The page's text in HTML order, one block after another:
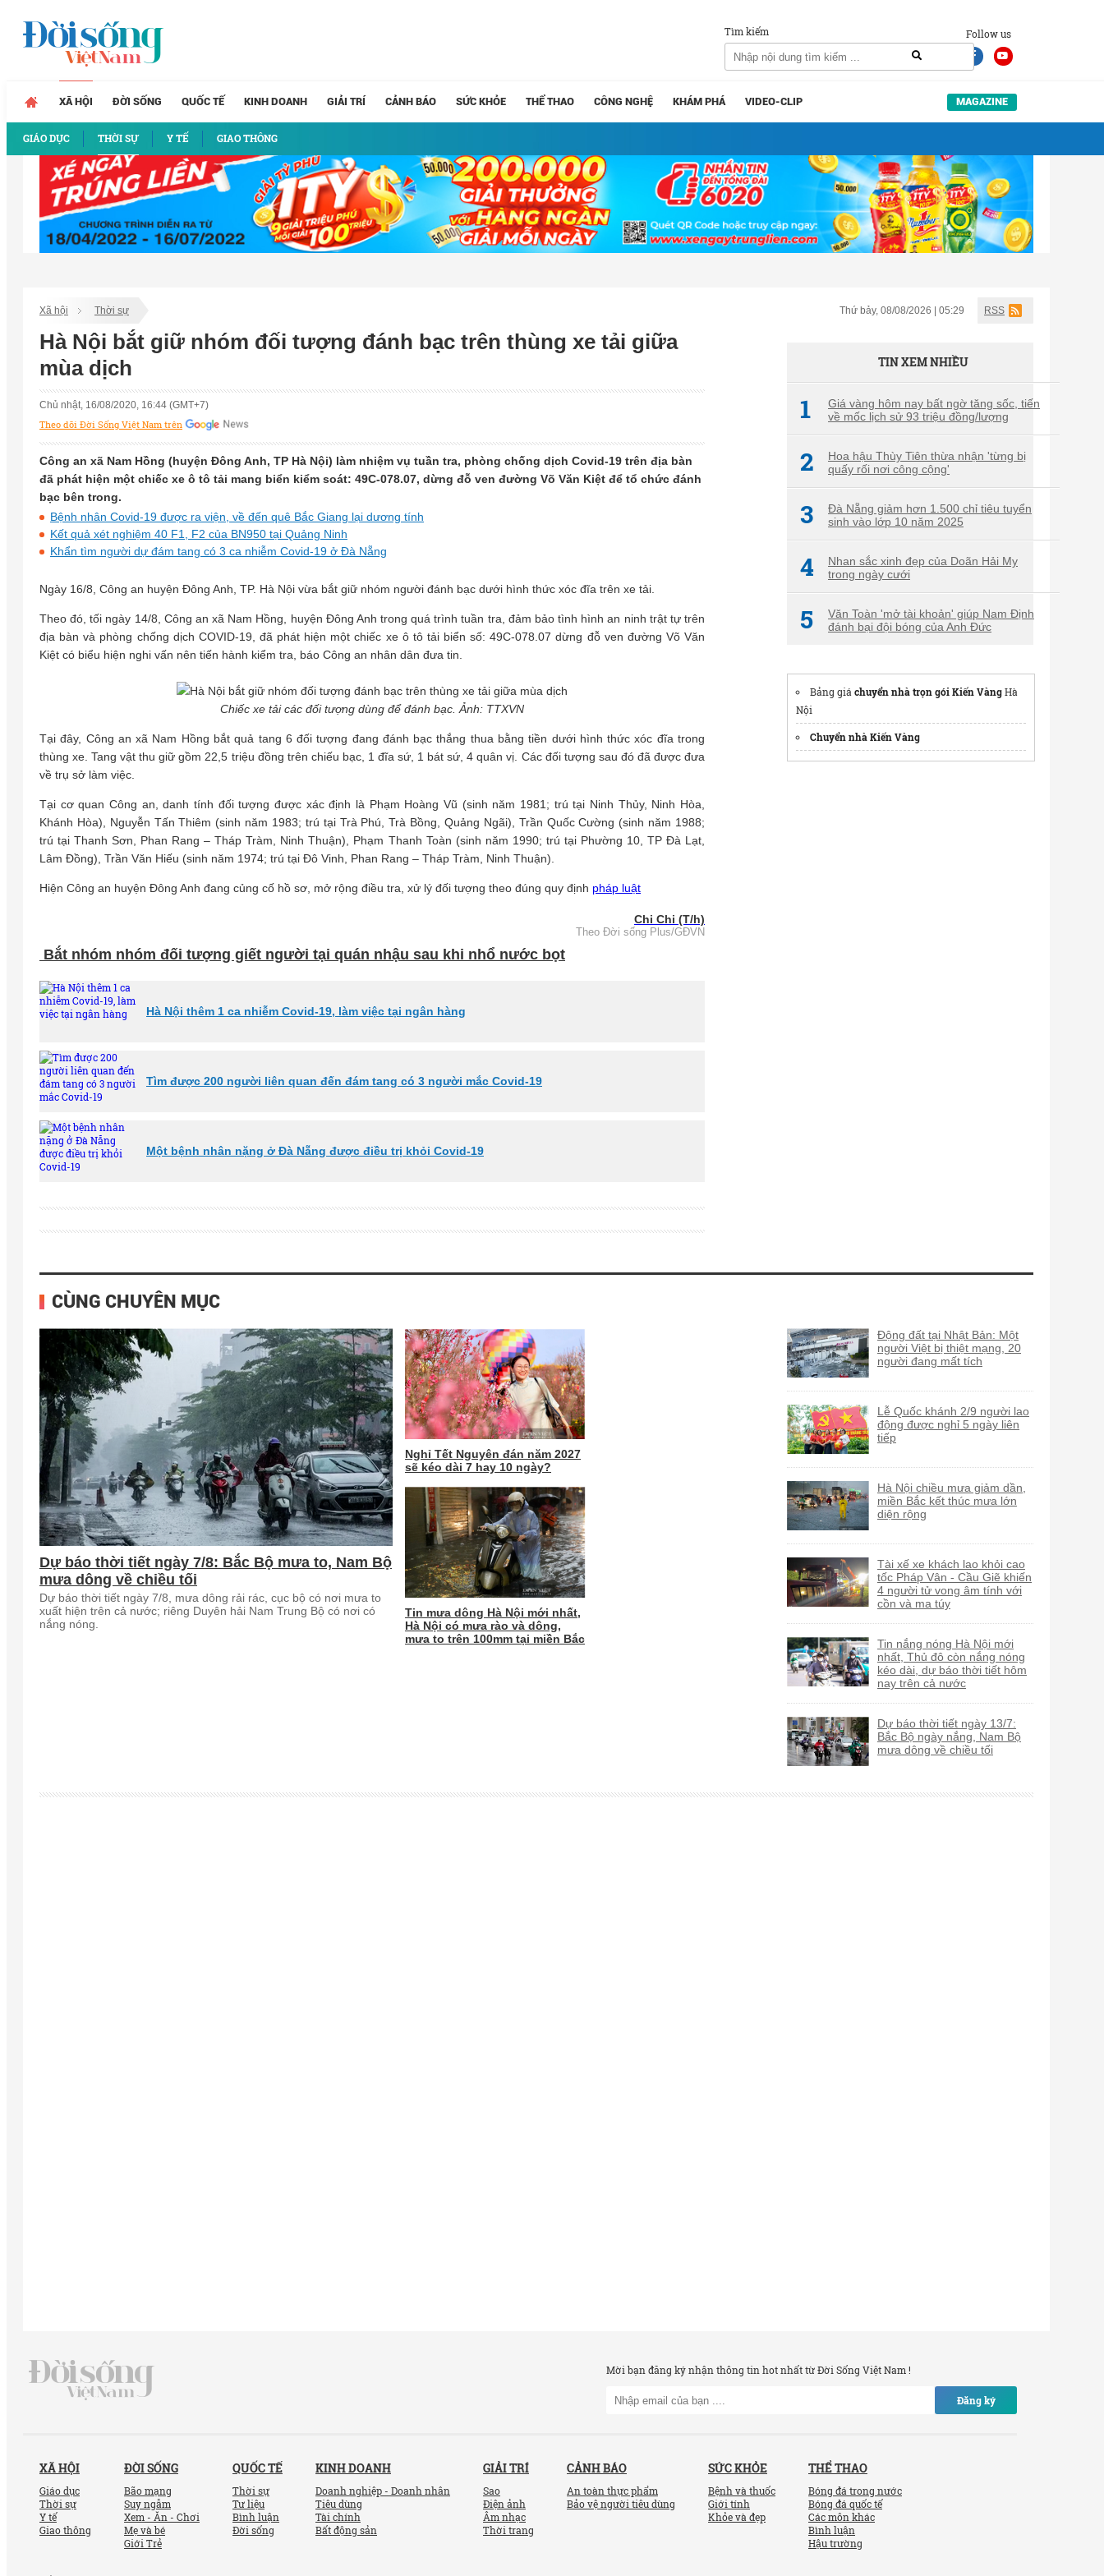
Follow us
Tìm kiếm
XÃ HỘI
GIÁO DỤC THỜI SỰ Y TẾ GIAO THÔNG
ĐỜI SỐNG QUỐC TẾ KINH DOANH GIẢI TRÍ CẢNH BÁO SỨC KHỎE THỂ THAO CÔNG NGHỆ KHÁM PHÁ VIDEO-CLIP MAGAZINE
Xã hội Thời sự Thứ bảy, 08/08/2026 | 05:29 RSS
Hà Nội bắt giữ nhóm đối tượng đánh bạc trên thùng xe tải giữa
mùa dịch
Chủ nhật, 16/08/2020, 16:44 (GMT+7)
Theo dõi Đời Sống Việt Nam trên
Công an xã Nam Hồng (huyện Đông Anh, TP Hà Nội) làm nhiệm vụ tuần tra, phòng chống dịch Covid-19 trên địa bàn
đã phát hiện một chiếc xe ô tô tải mang biển kiểm soát: 49C-078.07, dừng đỗ ven đường Võ Văn Kiệt để tổ chức đánh
bạc bên trong.
Bệnh nhân Covid-19 được ra viện, về đến quê Bắc Giang lại dương tính
Kết quả xét nghiệm 40 F1, F2 của BN950 tại Quảng Ninh
Khẩn tìm người dự đám tang có 3 ca nhiễm Covid-19 ở Đà Nẵng
Ngày 16/8, Công an huyện Đông Anh, TP. Hà Nội vừa bắt giữ nhóm người đánh bạc dưới hình thức xóc đĩa trên xe tải.
Theo đó, tối ngày 14/8, Công an xã Nam Hồng, huyện Đông Anh trong quá trình tuần tra, đảm bảo tình hình an ninh trật tự trên
địa bàn và phòng chống dịch COVID-19, đã phát hiện một chiếc xe ô tô tải biển số: 49C-078.07 dừng đỗ ven đường Võ Văn
Kiệt có biểu hiện nghi vấn nên tiến hành kiểm tra, báo Công an nhân dân đưa tin.
Chiếc xe tải các đối tượng dùng để đánh bạc. Ảnh: TTXVN
Tại đây, Công an xã Nam Hồng bắt quả tang 6 đối tượng đang đánh bạc thắng thua bằng tiền dưới hình thức xóc đĩa trong
thùng xe. Tang vật thu giữ gồm 22,5 triệu đồng trên chiếu bạc, 1 đĩa sứ, 1 bát sứ, 4 quân vị. Các đối tượng sau đó đã được đưa
về trụ sở làm việc.
Tại cơ quan Công an, danh tính đối tượng được xác định là Phạm Hoàng Vũ (sinh năm 1981; trú tại Ninh Thủy, Ninh Hòa,
Khánh Hòa), Nguyễn Tấn Thiêm (sinh năm 1983; trú tại Trà Phú, Trà Bồng, Quảng Ngãi), Trần Quốc Cường (sinh năm 1988;
trú tại Thanh Sơn, Phan Rang – Tháp Tràm, Ninh Thuận), Phạm Thanh Toàn (sinh năm 1990; trú tại Phường 10, TP Đà Lạt,
Lâm Đồng), Trần Văn Hiếu (sinh năm 1974; trú tại Đô Vinh, Phan Rang – Tháp Tràm, Ninh Thuận).
Hiện Công an huyện Đông Anh đang củng cố hồ sơ, mở rộng điều tra, xử lý đối tượng theo đúng quy định pháp luật
Chi Chi (T/h)
Theo Đời sống Plus/GĐVN
Bắt nhóm nhóm đối tượng giết người tại quán nhậu sau khi nhổ nước bọt
Hà Nội thêm 1 ca nhiễm Covid-19, làm việc tại ngân hàng
Tìm được 200 người liên quan đến đám tang có 3 người mắc Covid-19
Một bệnh nhân nặng ở Đà Nẵng được điều trị khỏi Covid-19
TIN XEM NHIỀU
1
Giá vàng hôm nay bất ngờ tăng sốc, tiến
về mốc lịch sử 93 triệu đồng/lượng
2
Hoa hậu Thùy Tiên thừa nhận 'từng bị
quấy rối nơi công cộng'
3
Đà Nẵng giảm hơn 1.500 chỉ tiêu tuyển
sinh vào lớp 10 năm 2025
4
Nhan sắc xinh đẹp của Doãn Hải My
trong ngày cưới
5
Văn Toàn 'mở tài khoản' giúp Nam Định
đánh bại đội bóng của Anh Đức
Bảng giáchuyển nhà trọn gói Kiến VàngHà
Nội
Chuyển nhà Kiến Vàng
CÙNG CHUYÊN MỤC
Dự báo thời tiết ngày 7/8: Bắc Bộ mưa to, Nam Bộ
mưa dông về chiều tối
Dự báo thời tiết ngày 7/8, mưa dông rải rác, cục bộ có nơi mưa to
xuất hiện trên cả nước; riêng Duyên hải Nam Trung Bộ có nơi có
nắng nóng.
Nghỉ Tết Nguyên đán năm 2027
sẽ kéo dài 7 hay 10 ngày?
Tin mưa dông Hà Nội mới nhất,
Hà Nội có mưa rào và dông,
mưa to trên 100mm tại miền Bắc
Động đất tại Nhật Bản: Một
người Việt bị thiệt mạng, 20
người đang mất tích
Lễ Quốc khánh 2/9 người lao
động được nghỉ 5 ngày liên
tiếp
Hà Nội chiều mưa giảm dần,
miền Bắc kết thúc mưa lớn
diện rộng
Tài xế xe khách lao khỏi cao
tốc Pháp Vân - Cầu Giẽ khiến
4 người tử vong âm tính với
cồn và ma túy
Tin nắng nóng Hà Nội mới
nhất, Thủ đô còn nắng nóng
kéo dài, dự báo thời tiết hôm
nay trên cả nước
Dự báo thời tiết ngày 13/7:
Bắc Bộ ngày nắng, Nam Bộ
mưa dông về chiều tối
Mời bạn đăng ký nhận thông tin hot nhất từ Đời Sống Việt Nam !
Đăng ký
XÃ HỘI
Giáo dục
Thời sự
Y tế
Giao thông
ĐỜI SỐNG
Bão mạng
Suy ngẫm
Xem - Ăn - Chơi
Mẹ và bé
Giới Trẻ
QUỐC TẾ
Thời sự
Tư liệu
Bình luận
Đời sống
KINH DOANH
Doanh nghiệp - Doanh nhân
Tiêu dùng
Tài chính
Bất động sản
GIẢI TRÍ
Sao
Điện ảnh
Âm nhạc
Thời trang
CẢNH BÁO
An toàn thực phẩm
Bảo vệ người tiêu dùng
SỨC KHỎE
Bệnh và thuốc
Giới tính
Khỏe và đẹp
THỂ THAO
Bóng đá trong nước
Bóng đá quốc tế
Các môn khác
Bình luận
Hậu trường